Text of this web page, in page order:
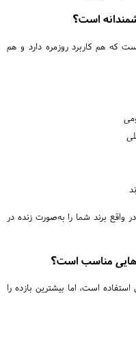
است؟
که هم کاربرد روزمره دارد و هم
واقع برند شما را به‌صورت زنده در
مناسب است؟
است، اما بیشترین بازده را